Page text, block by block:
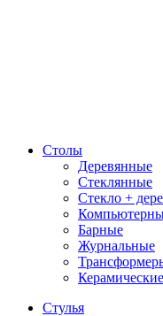
Столы
Деревянные
Стеклянные
Стекло +
Барные
Журнальные
Керамические
Стулья